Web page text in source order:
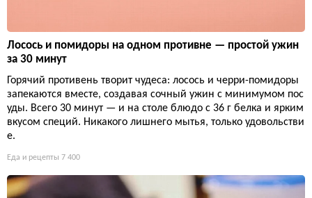
Лосось и помидоры на одном противне — простой ужин
за 30 минут
Горячий противень творит чудеса: лосось и черри-помидоры
запекаются вместе, создавая сочный ужин с минимумом пос
уды. Всего 30 минут — и на столе блюдо с 36 г белка и ярким
вкусом специй. Никакого лишнего мытья, только удовольстви
е.
Еда и рецепты 7 400